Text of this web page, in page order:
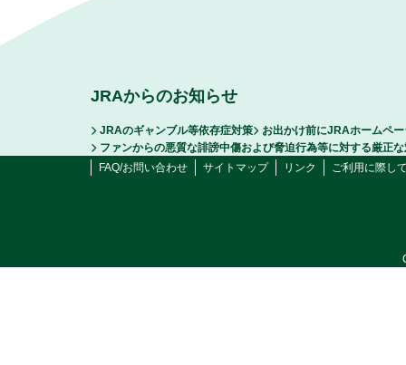
JRAからのお知らせ
JRAのギャンブル等依存症対策
お出かけ前にJRAホームペ
ファンからの悪質な誹謗中傷および脅迫行為等に対する厳正
FAQ/お問い合わせ
サイトマップ リンク ご利用に際し